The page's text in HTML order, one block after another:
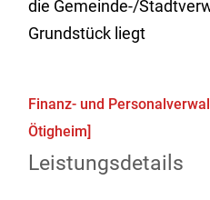
die Gemeinde-/
Grundstück liegt
Finanz- und
Ötigheim]
Leistungsdetails